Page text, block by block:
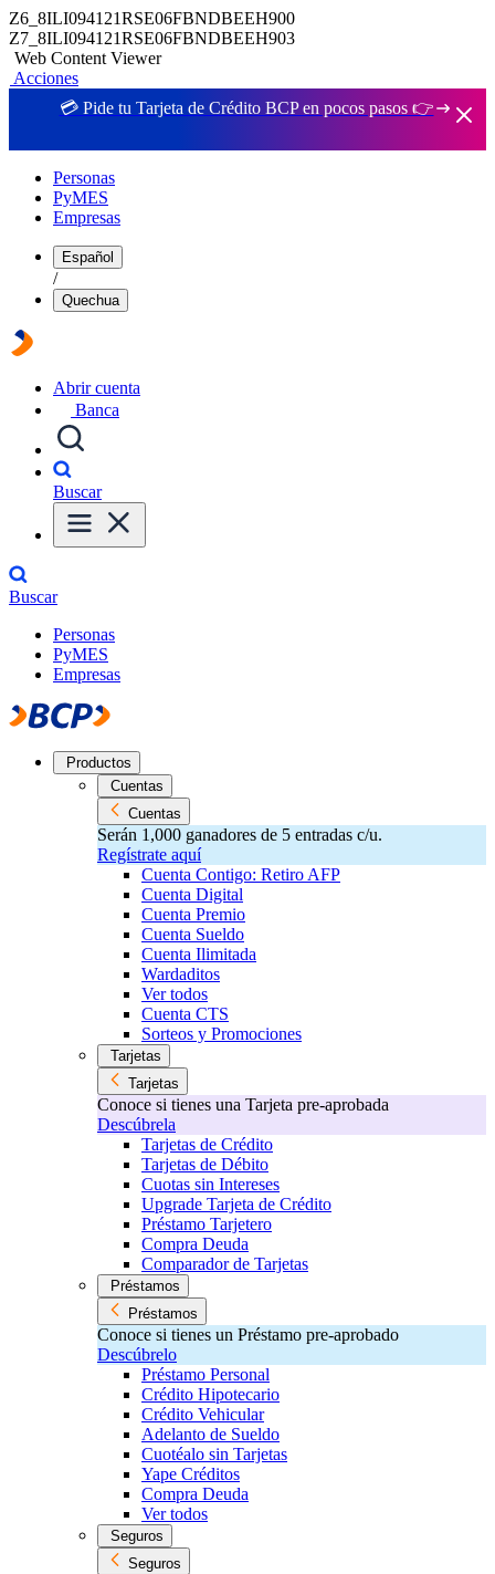
Z6_8ILI094121RSE06FBNDBEEH900
Z7_8ILI094121RSE06FBNDBEEH903
Web Content Viewer
Acciones
💳 Pide tu Tarjeta de Crédito BCP en pocos pasos 👉
Personas
PyMES
Empresas
Español
/
Quechua
Abrir cuenta
Banca
Buscar
Buscar
Personas
PyMES
Empresas
Productos
Cuentas
Cuentas
Serán 1,000 ganadores de 5 entradas c/u.
Regístrate aquí
Cuenta Contigo: Retiro AFP
Cuenta Digital
Cuenta Premio
Cuenta Sueldo
Cuenta Ilimitada
Wardaditos
Ver todos
Cuenta CTS
Sorteos y Promociones
Tarjetas
Tarjetas
Conoce si tienes una Tarjeta pre-aprobada
Descúbrela
Tarjetas de Crédito
Tarjetas de Débito
Cuotas sin Intereses
Upgrade Tarjeta de Crédito
Préstamo Tarjetero
Compra Deuda
Comparador de Tarjetas
Préstamos
Préstamos
Conoce si tienes un Préstamo pre-aprobado
Descúbrelo
Préstamo Personal
Crédito Hipotecario
Crédito Vehicular
Adelanto de Sueldo
Cuotéalo sin Tarjetas
Yape Créditos
Compra Deuda
Ver todos
Seguros
Seguros